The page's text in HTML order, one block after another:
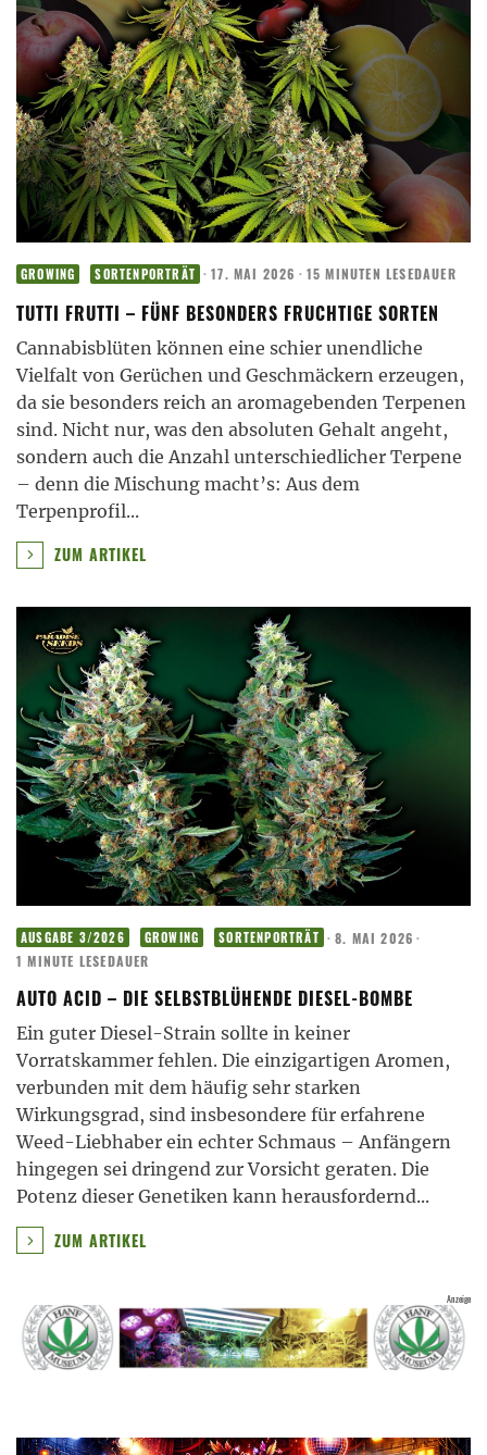
GROWING SORTENPORTRÄT · 17. MAI 2026 · 15 MINUTEN LESEDAUER
TUTTI FRUTTI – FÜNF BESONDERS FRUCHTIGE SORTEN
Cannabisblüten können eine schier unendliche
Vielfalt von Gerüchen und Geschmäckern erzeugen,
da sie besonders reich an aromagebenden Terpenen
sind. Nicht nur, was den absoluten Gehalt angeht,
sondern auch die Anzahl unterschiedlicher Terpene
– denn die Mischung macht’s: Aus dem
Terpenprofil...
ZUM ARTIKEL
AUSGABE 3/2026 GROWING SORTENPORTRÄT · 8. MAI 2026 ·
1 MINUTE LESEDAUER
AUTO ACID – DIE SELBSTBLÜHENDE DIESEL-BOMBE
Ein guter Diesel-Strain sollte in keiner
Vorratskammer fehlen. Die einzigartigen Aromen,
verbunden mit dem häufig sehr starken
Wirkungsgrad, sind insbesondere für erfahrene
Weed-Liebhaber ein echter Schmaus – Anfängern
hingegen sei dringend zur Vorsicht geraten. Die
Potenz dieser Genetiken kann herausfordernd...
ZUM ARTIKEL